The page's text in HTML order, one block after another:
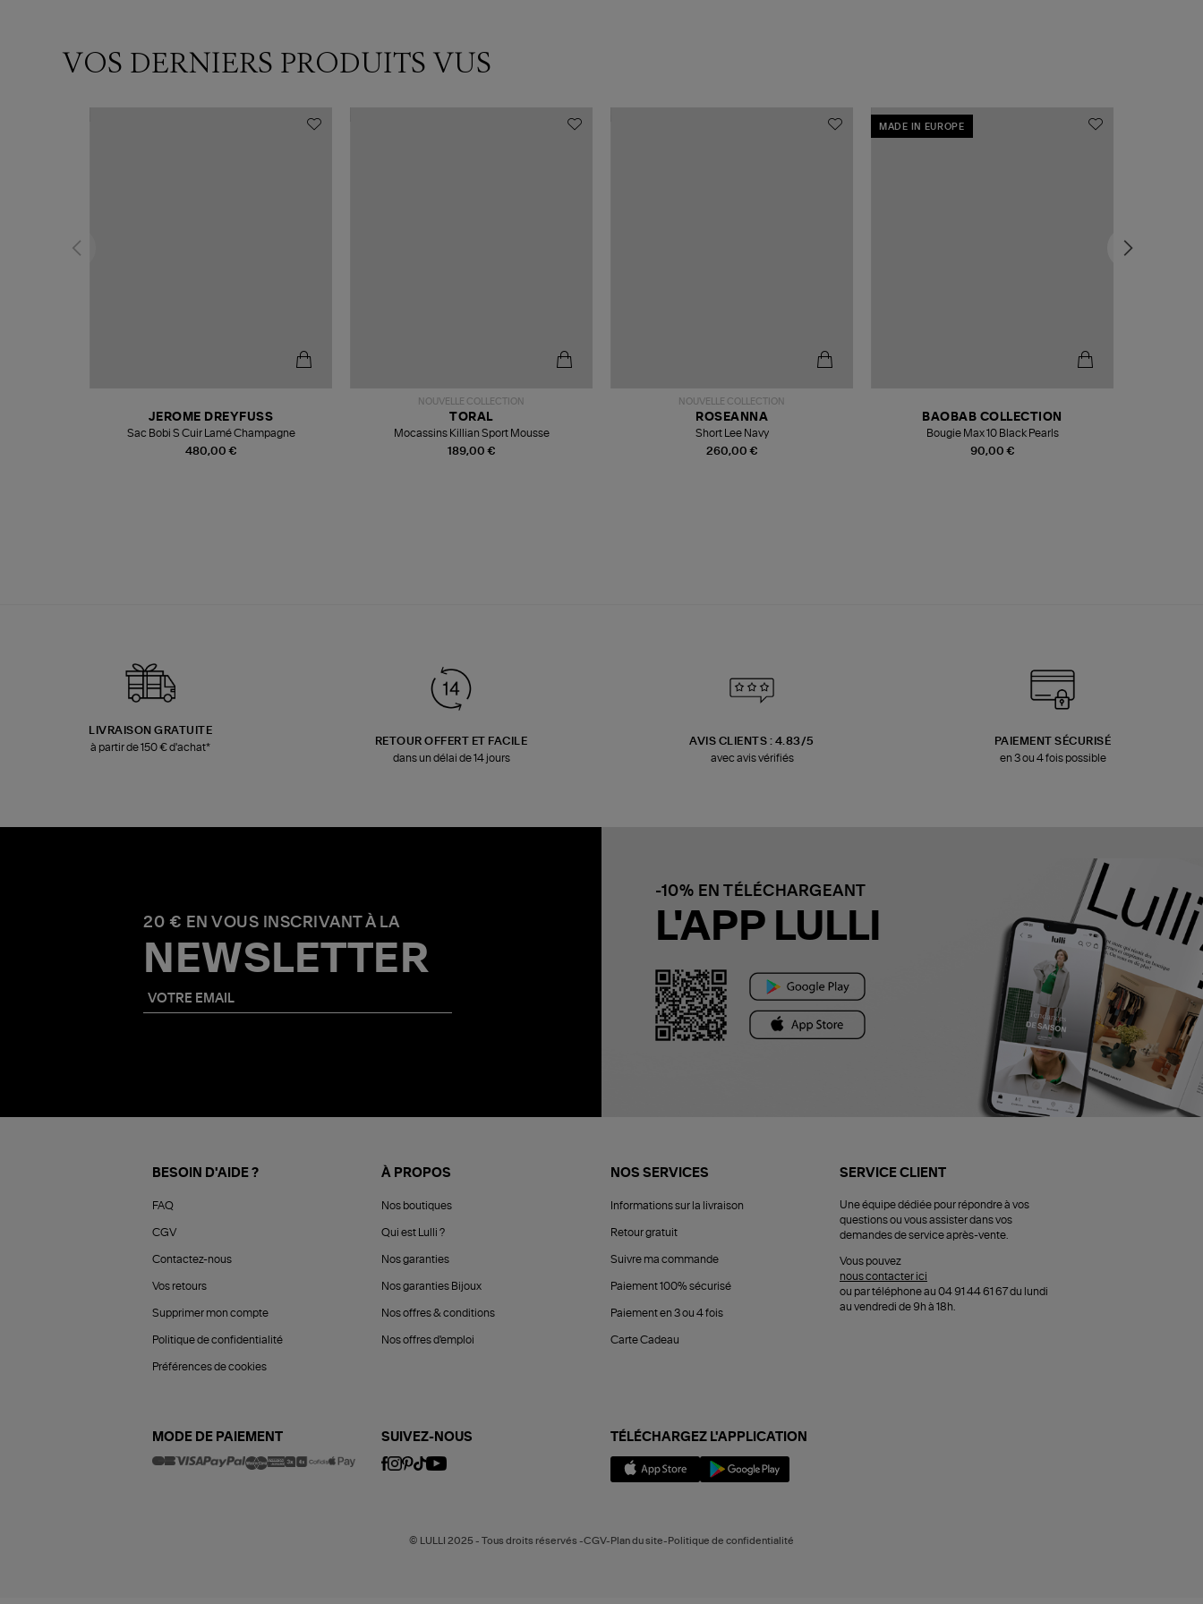
VOS DERNIERS PRODUITS VUS
480,00 €
JEROME DREYFUSS
Sac Bobi S Cuir Lamé Champagne
NOUVELLE COLLECTION
189,00 €
TORAL
Mocassins Killian Sport Mousse
NOUVELLE COLLECTION
260,00 €
ROSEANNA
Short Lee Navy
MADE IN EUROPE
90,00 €
BAOBAB COLLECTION
Bougie Max 10 Black Pearls
LIVRAISON GRATUITE
à partir de 150 € d'achat*
RETOUR OFFERT ET FACILE
dans un délai de 14 jours
AVIS CLIENTS : 4.83/5
avec avis vérifiés
PAIEMENT SÉCURISÉ
en 3 ou 4 fois possible
20 € EN VOUS INSCRIVANT À LA
NEWSLETTER
-10% EN TÉLÉCHARGEANT
L'APP LULLI
BESOIN D'AIDE ?
FAQ
CGV
Contactez-nous
Vos retours
Supprimer mon compte
Politique de confidentialité
Préférences de cookies
À PROPOS
Nos boutiques
Qui est Lulli ?
Nos garanties
Nos garanties Bijoux
Nos offres & conditions
Nos offres d'emploi
NOS SERVICES
Informations sur la livraison
Retour gratuit
Suivre ma commande
Paiement 100% sécurisé
Paiement en 3 ou 4 fois
Carte Cadeau
SERVICE CLIENT
Une équipe dédiée pour répondre à vos
questions ou vous assister dans vos
demandes de service après-vente.
Vous pouvez
nous contacter ici
ou par téléphone au 04 91 44 61 67 du lundi
au vendredi de 9h à 18h.
MODE DE PAIEMENT SUIVEZ-NOUS TÉLÉCHARGEZ L'APPLICATION
© LULLI 2025 - Tous droits réservés -CGV-Plan du site-Politique de confidentialité